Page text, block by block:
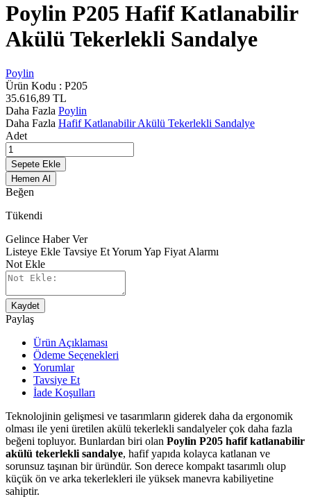
Poylin P205 Hafif Katlanabilir
Akülü Tekerlekli Sandalye
Poylin
Ürün Kodu : P205
35.616,89 TL
Daha Fazla Poylin
Daha Fazla Hafif Katlanabilir Akülü Tekerlekli Sandalye
Adet
Sepete Ekle
Hemen Al
Beğen
Tükendi
Gelince Haber Ver
Listeye Ekle Tavsiye EtYorum Yap Fiyat Alarmı
Not Ekle
Kaydet
Paylaş
Ürün Açıklaması
Ödeme Seçenekleri
Yorumlar
Tavsiye Et
İade Koşulları
Teknolojinin gelişmesi ve tasarımların giderek daha da ergonomik
olması ile yeni üretilen akülü tekerlekli sandalyeler çok daha fazla
beğeni topluyor. Bunlardan biri olan Poylin P205 hafif katlanabilir
akülü tekerlekli sandalye, hafif yapıda kolayca katlanan ve
sorunsuz taşınan bir üründür. Son derece kompakt tasarımlı olup
küçük ön ve arka tekerlekleri ile yüksek manevra kabiliyetine
sahiptir.